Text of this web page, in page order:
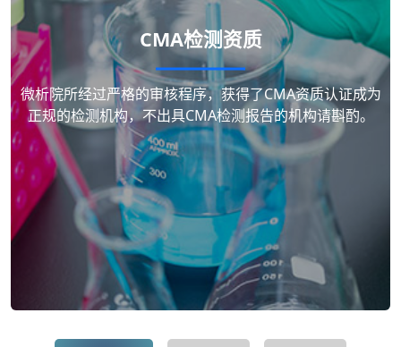
CMA检测资质
微析院所经过严格的审核程序，获得了CMA资质认证成为
正规的检测机构，不出具CMA检测报告的机构请斟酌。